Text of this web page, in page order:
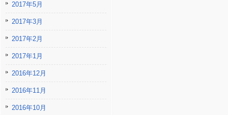
2017年5月
2017年3月
2017年2月
2017年1月
2016年12月
2016年11月
2016年10月